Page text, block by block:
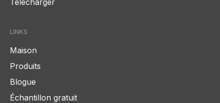
Télécharger
LINKS
Maison
Produits
Blogue
Échantillon gratuit